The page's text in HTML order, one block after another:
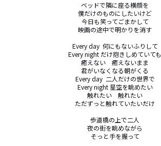
ベッドで隣に座る横顔を
僕だけのものにしたいけど
今日も笑ってごまかして
映画の途中で明かりを消す
Every day  何にもないふりして
Every night だけ抱きしめていても
癒えない　癒えないまま
君がいなくなる朝がくる
Every day  二人だけの世界で
Every night 星空を眺めたい
触れたい　触れたい
ただずっと触れていたいだけ
歩道橋の上で二人
夜の街を眺めながら
そっと手を握って